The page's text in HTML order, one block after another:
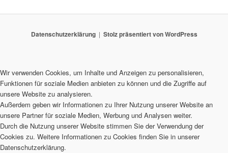
Datenschutzerklärung Stolz präsentiert von WordPress
Wir verwenden Cookies, um Inhalte und Anzeigen zu personalisieren,
Funktionen für soziale Medien anbieten zu können und die Zugriffe auf
unsere Website zu analysieren.
Außerdem geben wir Informationen zu Ihrer Nutzung unserer Website an
unsere Partner für soziale Medien, Werbung und Analysen weiter.
Durch die Nutzung unserer Website stimmen Sie der Verwendung der
Cookies zu. Weitere Informationen zu Cookies finden Sie in unserer
Datenschutzerklärung.